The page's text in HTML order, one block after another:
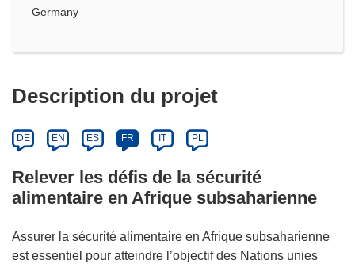
Germany
Description du projet
DE EN ES FR IT PL
Relever les défis de la sécurité
alimentaire en Afrique subsaharienne
Assurer la sécurité alimentaire en Afrique subsaharienne
est essentiel pour atteindre l’objectif des Nations unies